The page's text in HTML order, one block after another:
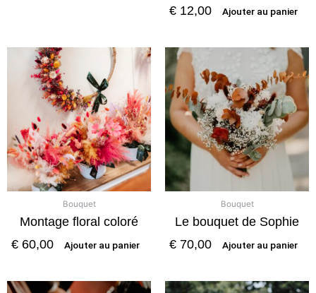
€ 12,00 Ajouter au panier
Bouquet
Montage floral coloré
€ 60,00 Ajouter au panier
Bouquet
Le bouquet de Sophie
€ 70,00 Ajouter au panier